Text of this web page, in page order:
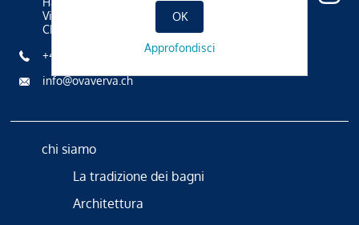
Via Mezdi 17
CH-7500 St. Moritz
+41 81 836 61 00
info@ovaverva.ch
chi siamo
La tradizione dei bagni
Architettura
OK
Approfondisci